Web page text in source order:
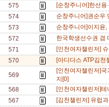
575
[순창주니어]한선
574
순창주니어]권순우
573
순창주니어]이지
572
한국학생선수권 겸
571
[인천여자챌린저]
570 [아디다스 ATP김
569
[인천여자챌린저]
지[0]
568
[인천여자챌린저]
567
[김천챌린저] 유럽